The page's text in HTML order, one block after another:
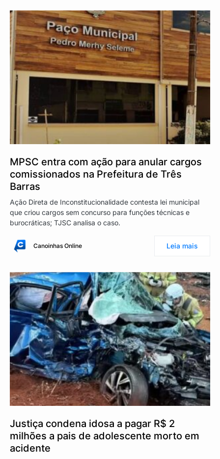
MPSC entra com ação para anular cargos
comissionados na Prefeitura de Três
Barras
Ação Direta de Inconstitucionalidade contesta lei municipal
que criou cargos sem concurso para funções técnicas e
burocráticas; TJSC analisa o caso.
Canoinhas Online Leia mais
Justiça condena idosa a pagar R$ 2
milhões a pais de adolescente morto em
acidente